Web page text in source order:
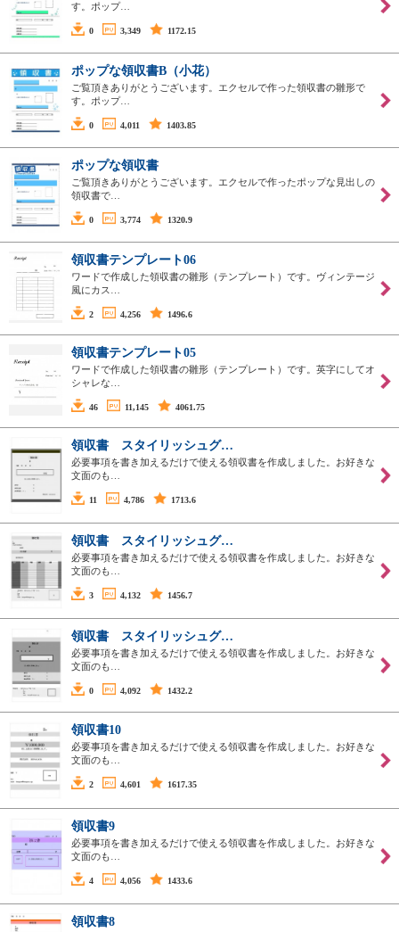
す。ポップ…
0 3,349 1172.15
ポップな領収書B（小花）
ご覧頂きありがとうございます。エクセルで作った領収書の雛形で
す。ポップ…
0 4,011 1403.85
ポップな領収書
ご覧頂きありがとうございます。エクセルで作ったポップな見出しの
領収書で…
0 3,774 1320.9
領収書テンプレート06
ワードで作成した領収書の雛形（テンプレート）です。ヴィンテージ
風にカス…
2 4,256 1496.6
領収書テンプレート05
ワードで作成した領収書の雛形（テンプレート）です。英字にしてオ
シャレな…
46 11,145 4061.75
領収書 スタイリッシュグ…
必要事項を書き加えるだけで使える領収書を作成しました。お好きな
文面のも…
11 4,786 1713.6
領収書 スタイリッシュグ…
必要事項を書き加えるだけで使える領収書を作成しました。お好きな
文面のも…
3 4,132 1456.7
領収書 スタイリッシュグ…
必要事項を書き加えるだけで使える領収書を作成しました。お好きな
文面のも…
0 4,092 1432.2
領収書10
必要事項を書き加えるだけで使える領収書を作成しました。お好きな
文面のも…
2 4,601 1617.35
領収書9
必要事項を書き加えるだけで使える領収書を作成しました。お好きな
文面のも…
4 4,056 1433.6
領収書8